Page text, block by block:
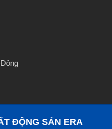
Đông
ĐỘNG SẢN ERA